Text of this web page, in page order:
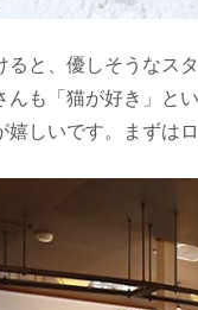
ると、優しそうなス
んも「猫が好き」と
嬉しいです。まずは